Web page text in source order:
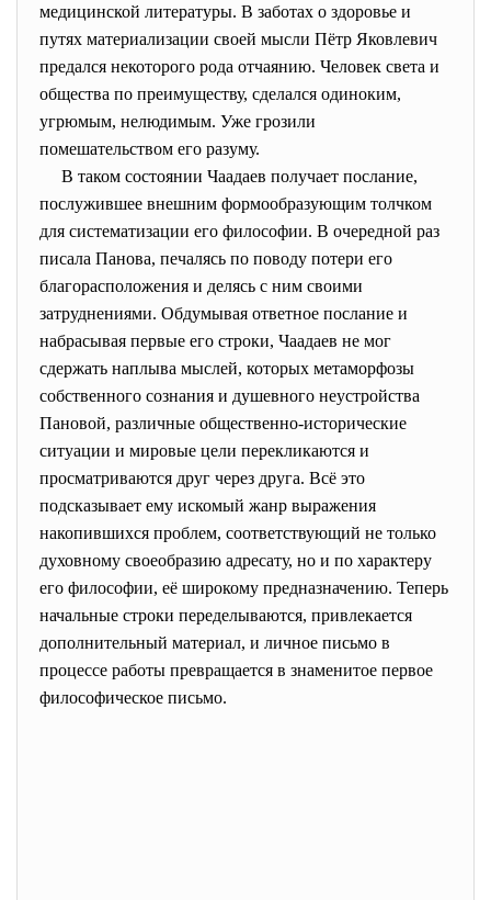
медицинской литературы. В заботах о здоровье и
путях материализации своей мысли Пётр Яковлевич
предался некоторого рода отчаянию. Человек света и
общества по преимуществу, сделался одиноким,
угрюмым, нелюдимым. Уже грозили
помешательством его разуму.
В таком состоянии Чаадаев получает послание,
послужившее внешним формообразующим толчком
для систематизации его философии. В очередной раз
писала Панова, печалясь по поводу потери его
благорасположения и делясь с ним своими
затруднениями. Обдумывая ответное послание и
набрасывая первые его строки, Чаадаев не мог
сдержать наплыва мыслей, которых метаморфозы
собственного сознания и душевного неустройства
Пановой, различные общественно-исторические
ситуации и мировые цели перекликаются и
просматриваются друг через друга. Всё это
подсказывает ему искомый жанр выражения
накопившихся проблем, соответствующий не только
духовному своеобразию адресату, но и по характеру
его философии, её широкому предназначению. Теперь
начальные строки переделываются, привлекается
дополнительный материал, и личное письмо в
процессе работы превращается в знаменитое первое
философическое письмо.